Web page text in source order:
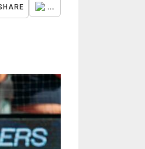
...